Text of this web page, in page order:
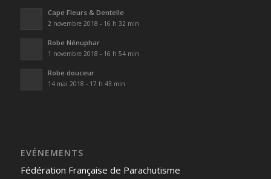
Cape Fleurs & Dentelle
2 novembre 2018 - 16 h 32 min
Robe Nénuphar
1 novembre 2018 - 16 h 54 min
Robe douceur
14 mai 2018 - 17 h 43 min
EVÉNEMENTS
Fédération Française de Parachutisme